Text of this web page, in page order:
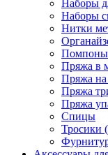
Наборы
Наборы
Нитки
Помпоны
Пряжа в
Пряжа на
Пряжа
Пряжа
Спицы
Тросики